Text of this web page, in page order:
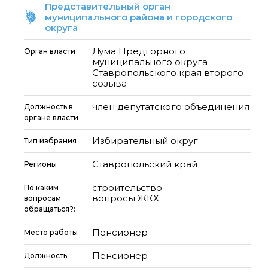
Представительный орган
муниципального района и городского
округа
Орган власти
Дума Предгорного
муниципального округа
Ставропольского края второго
созыва
Должность в
органе власти
член депутатского объединения
Тип избрания Избирательный округ
Регионы Ставропольский край
По каким
вопросам
обращаться?:
строительство
вопросы ЖКХ
Место работы Пенсионер
Должность Пенсионер